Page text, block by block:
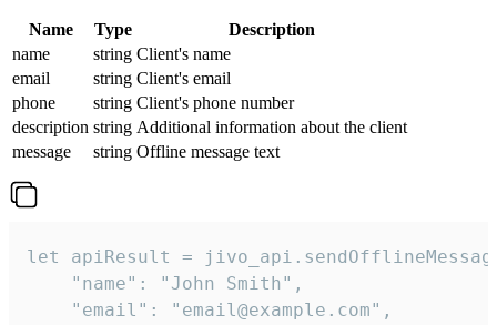
Name Type
Description
name
string Client's name
email
string Client's email
phone
string Client's phone number
description string Additional information about the client
message
string Offline message text
let apiResult =
    "name": "John Smith",
    "email": "email@example.com",